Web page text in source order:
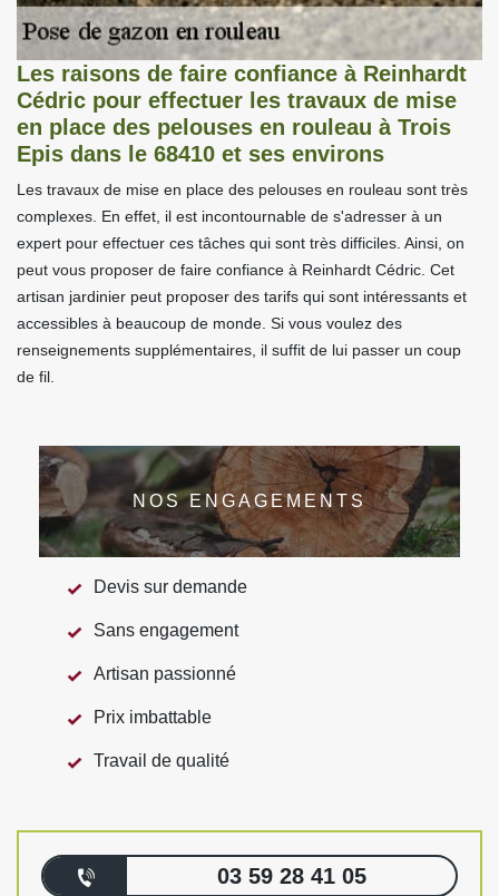
Les raisons de faire confiance à Reinhardt
Cédric pour effectuer les travaux de mise
en place des pelouses en rouleau à Trois
Epis dans le 68410 et ses environs
Les travaux de mise en place des pelouses en rouleau sont très
complexes. En effet, il est incontournable de s'adresser à un
expert pour effectuer ces tâches qui sont très difficiles. Ainsi, on
peut vous proposer de faire confiance à Reinhardt Cédric. Cet
artisan jardinier peut proposer des tarifs qui sont intéressants et
accessibles à beaucoup de monde. Si vous voulez des
renseignements supplémentaires, il suffit de lui passer un coup
de fil.
NOS ENGAGEMENTS
Devis sur demande
Sans engagement
Artisan passionné
Prix imbattable
Travail de qualité
03 59 28 41 05